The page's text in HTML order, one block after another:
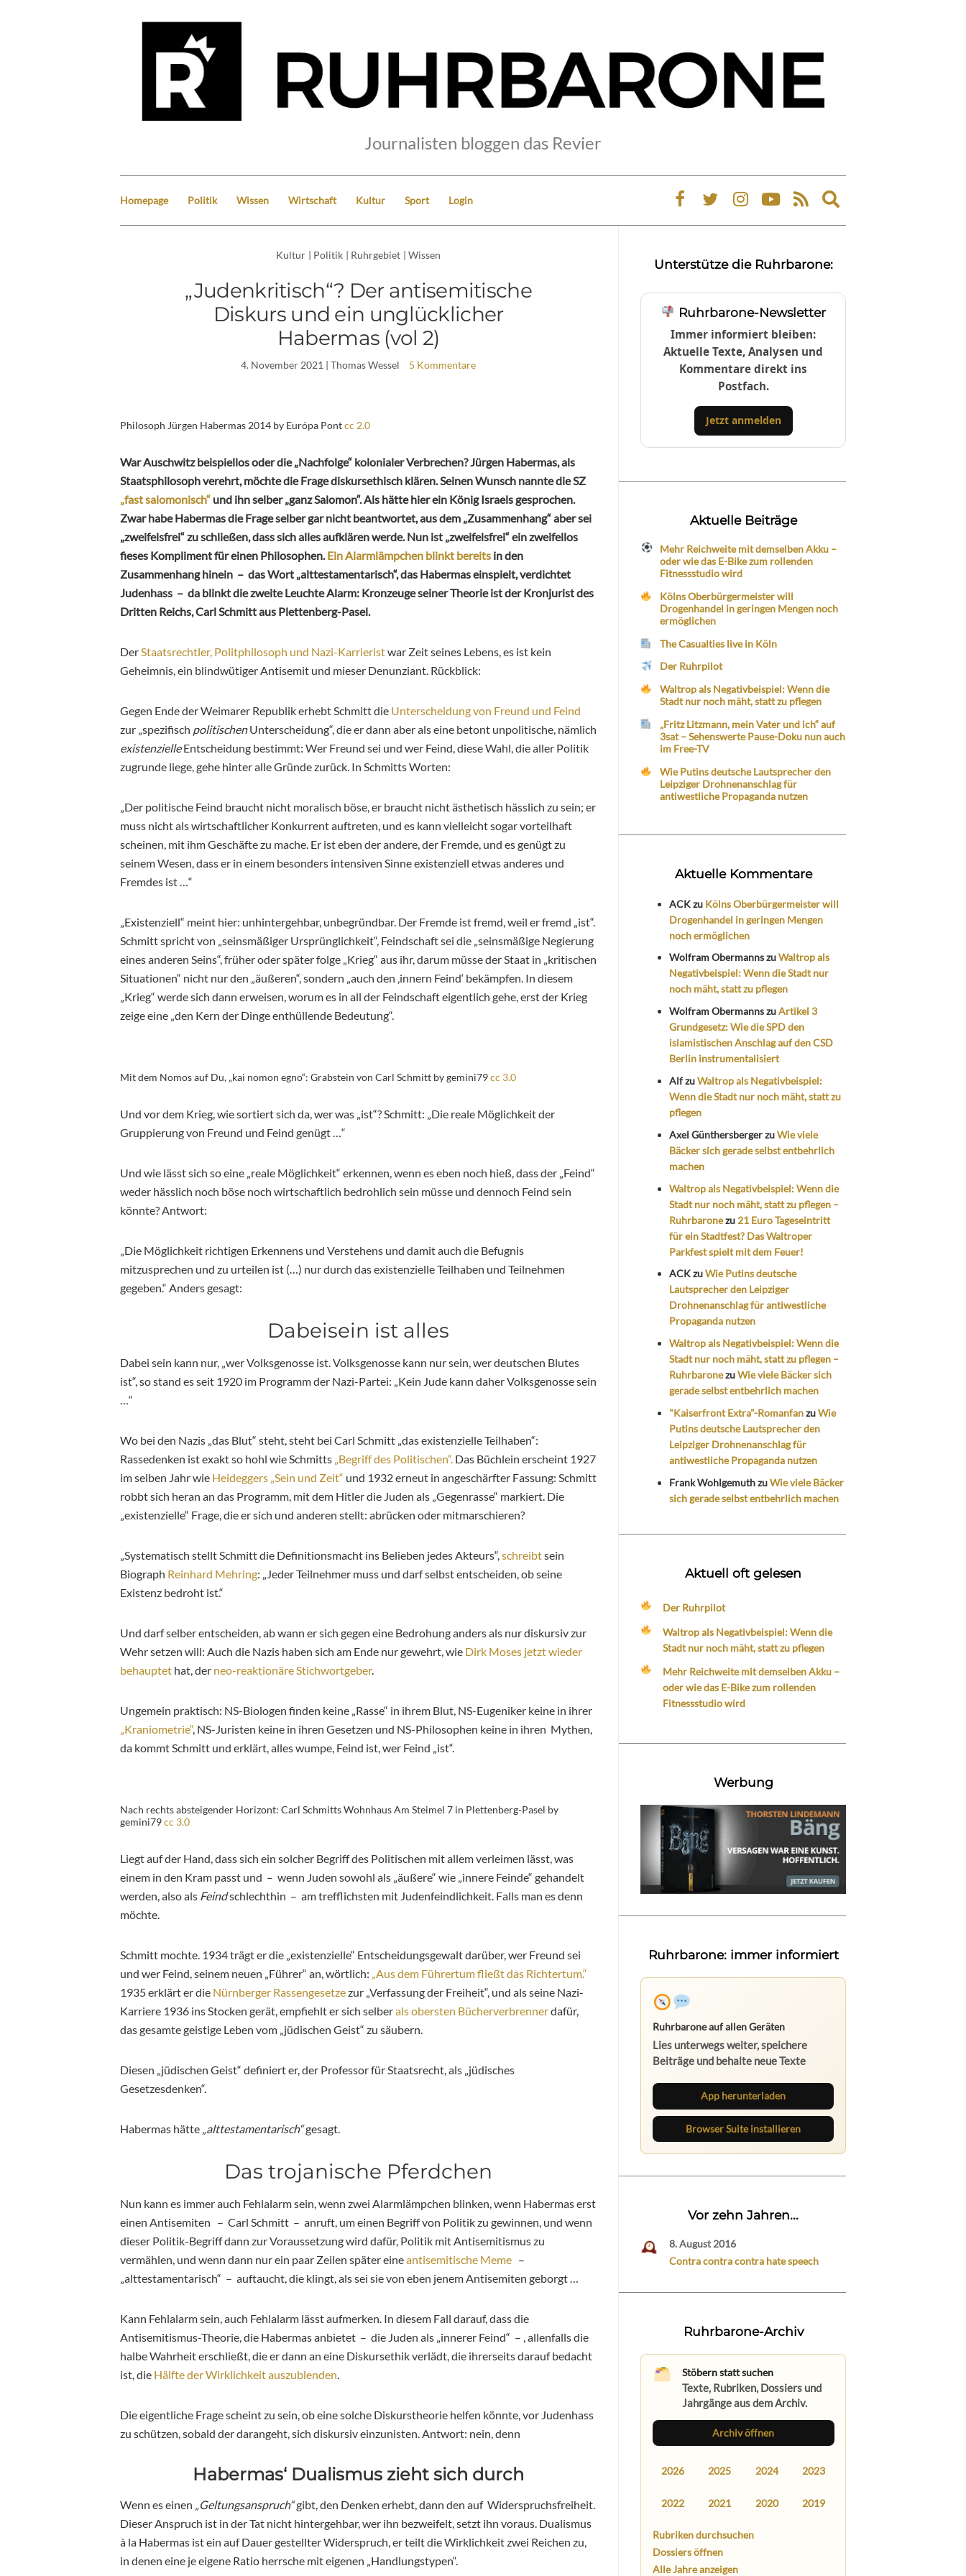
Journalisten bloggen das Revier
Homepage Politik Wissen Wirtschaft Kultur Sport Login
Expand
search
Kultur | Politik | Ruhrgebiet | Wissen
„Judenkritisch“? Der antisemitische
Diskurs und ein unglücklicher
Habermas (vol 2)
4. November 2021 | Thomas Wessel 5 Kommentare
Philosoph Jürgen Habermas 2014 by Európa Pontcc 2.0
War Auschwitz beispiellos oder die „Nachfolge“ kolonialer Verbrechen? Jürgen Habermas, als
Staatsphilosoph verehrt, möchte die Frage diskursethisch klären. Seinen Wunsch nannte die SZ
„fast salomonisch“ und ihn selber „ganz Salomon“. Als hätte hier ein König Israels gesprochen.
Zwar habe Habermas die Frage selber gar nicht beantwortet, aus dem „Zusammenhang“ aber sei
„zweifelsfrei“ zu schließen, dass sich alles aufklären werde. Nun ist „zweifelsfrei“ ein zweifellos
fieses Kompliment für einen Philosophen. Ein Alarmlämpchen blinkt bereits in den
Zusammenhang hinein – das Wort „alttestamentarisch“, das Habermas einspielt, verdichtet
Judenhass – da blinkt die zweite Leuchte Alarm: Kronzeuge seiner Theorie ist der Kronjurist des
Dritten Reichs, Carl Schmitt aus Plettenberg-Pasel.
Der Staatsrechtler, Politphilosoph und Nazi-Karrieristwar Zeit seines Lebens, es ist kein
Geheimnis, ein blindwütiger Antisemit und mieser Denunziant. Rückblick:
Gegen Ende der Weimarer Republik erhebt Schmitt die Unterscheidung von Freund und Feind
zur „spezifisch politischenUnterscheidung“, die er dann aber als eine betont unpolitische, nämlich
existenzielleEntscheidung bestimmt: Wer Freund sei und wer Feind, diese Wahl, die aller Politik
zugrunde liege, gehe hinter alle Gründe zurück. In Schmitts Worten:
„Der politische Feind braucht nicht moralisch böse, er braucht nicht ästhetisch hässlich zu sein; er
muss nicht als wirtschaftlicher Konkurrent auftreten, und es kann vielleicht sogar vorteilhaft
scheinen, mit ihm Geschäfte zu mache. Er ist eben der andere, der Fremde, und es genügt zu
seinem Wesen, dass er in einem besonders intensiven Sinne existenziell etwas anderes und
Fremdes ist …“
„Existenziell“ meint hier: unhintergehbar, unbegründbar. Der Fremde ist fremd, weil er fremd „ist“.
Schmitt spricht von „seinsmäßiger Ursprünglichkeit“, Feindschaft sei die „seinsmäßige Negierung
eines anderen Seins“, früher oder später folge „Krieg“ aus ihr, darum müsse der Staat in „kritischen
Situationen“ nicht nur den „äußeren“, sondern „auch den ‚innern Feind‘ bekämpfen. In diesem
„Krieg“ werde sich dann erweisen, worum es in all der Feindschaft eigentlich gehe, erst der Krieg
zeige eine „den Kern der Dinge enthüllende Bedeutung“.
Mit dem Nomos auf Du, „kai nomon egno“: Grabstein von Carl Schmitt by gemini79cc 3.0
Und vor dem Krieg, wie sortiert sich da, wer was „ist“? Schmitt: „Die reale Möglichkeit der
Gruppierung von Freund und Feind genügt …“
Und wie lässt sich so eine „reale Möglichkeit“ erkennen, wenn es eben noch hieß, dass der „Feind“
weder hässlich noch böse noch wirtschaftlich bedrohlich sein müsse und dennoch Feind sein
könnte? Antwort:
„Die Möglichkeit richtigen Erkennens und Verstehens und damit auch die Befugnis
mitzusprechen und zu urteilen ist (…) nur durch das existenzielle Teilhaben und Teilnehmen
gegeben.“ Anders gesagt:
Dabeisein ist alles
Dabei sein kann nur, „wer Volksgenosse ist. Volksgenosse kann nur sein, wer deutschen Blutes
ist“, so stand es seit 1920 im Programm der Nazi-Partei: „Kein Jude kann daher Volksgenosse sein
…“
Wo bei den Nazis „das Blut“ steht, steht bei Carl Schmitt „das existenzielle Teilhaben“:
Rassedenken ist exakt so hohl wie Schmitts „Begriff des Politischen“. Das Büchlein erscheint 1927
im selben Jahr wie Heideggers „Sein und Zeit“ und 1932 erneut in angeschärfter Fassung: Schmitt
robbt sich heran an das Programm, mit dem Hitler die Juden als „Gegenrasse“ markiert. Die
„existenzielle“ Frage, die er sich und anderen stellt: abrücken oder mitmarschieren?
„Systematisch stellt Schmitt die Definitionsmacht ins Belieben jedes Akteurs“, schreibtsein
Biograph Reinhard Mehring: „Jeder Teilnehmer muss und darf selbst entscheiden, ob seine
Existenz bedroht ist.“
Und darf selber entscheiden, ab wann er sich gegen eine Bedrohung anders als nur diskursiv zur
Wehr setzen will: Auch die Nazis haben sich am Ende nur gewehrt, wie Dirk Moses jetzt wieder
behauptet hat, der neo-reaktionäre Stichwortgeber.
Ungemein praktisch: NS-Biologen finden keine „Rasse“ in ihrem Blut, NS-Eugeniker keine in ihrer
„Kraniometrie“, NS-Juristen keine in ihren Gesetzen und NS-Philosophen keine in ihren Mythen,
da kommt Schmitt und erklärt, alles wumpe, Feind ist, wer Feind „ist“.
Nach rechts absteigender Horizont: Carl Schmitts Wohnhaus Am Steimel 7 in Plettenberg-Pasel by
gemini79cc 3.0
Liegt auf der Hand, dass sich ein solcher Begriff des Politischen mit allem verleimen lässt, was
einem in den Kram passt und – wenn Juden sowohl als „äußere“ wie „innere Feinde“ gehandelt
werden, also als Feindschlechthin – am trefflichsten mit Judenfeindlichkeit. Falls man es denn
möchte.
Schmitt mochte. 1934 trägt er die „existenzielle“ Entscheidungsgewalt darüber, wer Freund sei
und wer Feind, seinem neuen „Führer“ an, wörtlich: „Aus dem Führertum fließt das Richtertum.“
1935 erklärt er die Nürnberger Rassengesetzezur „Verfassung der Freiheit“, und als seine Nazi-
Karriere 1936 ins Stocken gerät, empfiehlt er sich selberals obersten Bücherverbrennerdafür,
das gesamte geistige Leben vom „jüdischen Geist“ zu säubern.
Diesen „jüdischen Geist“ definiert er, der Professor für Staatsrecht, als „jüdisches
Gesetzesdenken“.
Habermas hätte „alttestamentarisch“gesagt.
Das trojanische Pferdchen
Nun kann es immer auch Fehlalarm sein, wenn zwei Alarmlämpchen blinken, wenn Habermas erst
einen Antisemiten – Carl Schmitt – anruft, um einen Begriff von Politik zu gewinnen, und wenn
dieser Politik-Begriff dann zur Voraussetzung wird dafür, Politik mit Antisemitismus zu
vermählen, und wenn dann nur ein paar Zeilen später eineantisemitische Meme –
„alttestamentarisch“ – auftaucht, die klingt, als sei sie von eben jenem Antisemiten geborgt …
Kann Fehlalarm sein, auch Fehlalarm lässt aufmerken. In diesem Fall darauf, dass die
Antisemitismus-Theorie, die Habermas anbietet – die Juden als „innerer Feind“ – , allenfalls die
halbe Wahrheit erschließt, die er dann an eine Diskursethik verlädt, die ihrerseits darauf bedacht
ist, die Hälfte der Wirklichkeit auszublenden
Die eigentliche Frage scheint zu sein, ob eine solche Diskurstheorie helfen könnte, vor Judenhass
zu schützen, sobald der darangeht, sich diskursiv einzunisten. Antwort: nein, denn
Habermas‘ Dualismus zieht sich durch
Wenn es einen „Geltungsanspruch“gibt, den Denken erhebt, dann den auf Widerspruchsfreiheit.
Dieser Anspruch ist in der Tat nicht hintergehbar, wer ihn bezweifelt, setzt ihn voraus. Dualismus
à la Habermas ist ein auf Dauer gestellter Widerspruch, er teilt die Wirklichkeit zwei Reichen zu,
in denen eine je eigene Ratio herrsche mit eigenen „Handlungstypen“.
Unterstütze die Ruhrbarone:
Ruhrbarone-Newsletter
Immer informiert bleiben:
Aktuelle Texte, Analysen und
Kommentare direkt ins
Postfach.
Jetzt anmelden
Aktuelle Beiträge
Mehr Reichweite mit demselben Akku –
oder wie das E-Bike zum rollenden
Fitnessstudio wird
Kölns Oberbürgermeister will
Drogenhandel in geringen Mengen noch
ermöglichen
The Casualties live in Köln
Der Ruhrpilot
Waltrop als Negativbeispiel: Wenn die
Stadt nur noch mäht, statt zu pflegen
„Fritz Litzmann, mein Vater und ich“ auf
3sat – Sehenswerte Pause-Doku nun auch
im Free-TV
Wie Putins deutsche Lautsprecher den
Leipziger Drohnenanschlag für
antiwestliche Propaganda nutzen
Aktuelle Kommentare
ACKzu Kölns Oberbürgermeister will
Drogenhandel in geringen Mengen
noch ermöglichen
Wolfram ObermannszuWaltrop als
Negativbeispiel: Wenn die Stadt nur
noch mäht, statt zu pflegen
Wolfram ObermannszuArtikel 3
Grundgesetz: Wie die SPD den
islamistischen Anschlag auf den CSD
Berlin instrumentalisiert
AlfzuWaltrop als Negativbeispiel:
Wenn die Stadt nur noch mäht, statt zu
pflegen
Axel GünthersbergerzuWie viele
Bäcker sich gerade selbst entbehrlich
machen
Waltrop als Negativbeispiel: Wenn die
Stadt nur noch mäht, statt zu pflegen –
Ruhrbaronezu 21 Euro Tageseintritt
für ein Stadtfest? Das Waltroper
Parkfest spielt mit dem Feuer!
ACKzuWie Putins deutsche
Lautsprecher den Leipziger
Drohnenanschlag für antiwestliche
Propaganda nutzen
Waltrop als Negativbeispiel: Wenn die
Stadt nur noch mäht, statt zu pflegen –
RuhrbaronezuWie viele Bäcker sich
gerade selbst entbehrlich machen
"Kaiserfront Extra"-RomanfanzuWie
Putins deutsche Lautsprecher den
Leipziger Drohnenanschlag für
antiwestliche Propaganda nutzen
Frank WohlgemuthzuWie viele Bäcker
sich gerade selbst entbehrlich machen
Aktuell oft gelesen
Der Ruhrpilot
Waltrop als Negativbeispiel: Wenn die
Stadt nur noch mäht, statt zu pflegen
Mehr Reichweite mit demselben Akku –
oder wie das E-Bike zum rollenden
Fitnessstudio wird
Werbung
Ruhrbarone: immer informiert
Ruhrbarone auf allen Geräten
Lies unterwegs weiter, speichere
Beiträge und behalte neue Texte
App herunterladen
Browser Suite installieren
Vor zehn Jahren...
8. August 2016
Contra contra contra hate speech
Ruhrbarone-Archiv
Stöbern statt suchen
Texte, Rubriken, Dossiers und
Jahrgänge aus dem Archiv.
Archiv öffnen
2026 2025 2024 2023
2022 2021 2020 2019
Rubriken durchsuchen
Dossiers öffnen
Alle Jahre anzeigen